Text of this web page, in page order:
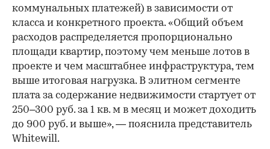
коммунальных платежей) в зависимости от
класса и конкретного проекта. «Общий объем
расходов распределяется пропорционально
площади квартир, поэтому чем меньше лотов в
проекте и чем масштабнее инфраструктура, тем
выше итоговая нагрузка. В элитном сегменте
плата за содержание недвижимости стартует от
250–300 руб. за 1 кв. м в месяц и может доходить
до 900 руб. и выше», — пояснила представитель
Whitewill.